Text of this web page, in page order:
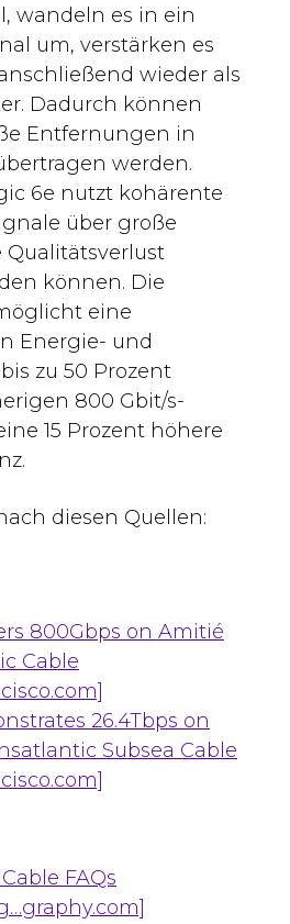
wandeln es in ein
um, verstärken es
wieder als
Dadurch können
Entfernungen in
werden.
6e nutzt kohärente
über große
Qualitätsverlust
können. Die
eine
Energie- und
zu 50 Prozent
800 Gbit/s-
15 Prozent höhere
diesen Quellen:
800Gbps on Amitié
Cable
26.4Tbps on
Subsea Cable
FAQs